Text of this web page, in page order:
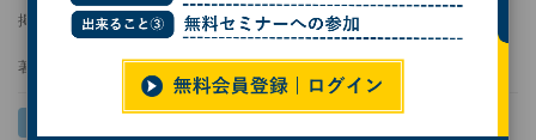
掲載日 2024/01/26 07:00
著者： Yoichi Yamashita